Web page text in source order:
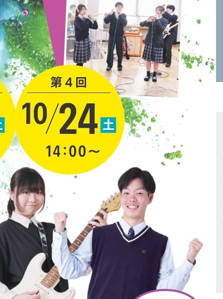
太成学院大学高校 報徳学園高校
サイトマップ
Vもしとは
会場テスト
最新受験ニュース
入試情報
高校入試必勝マニュアル
書籍紹介